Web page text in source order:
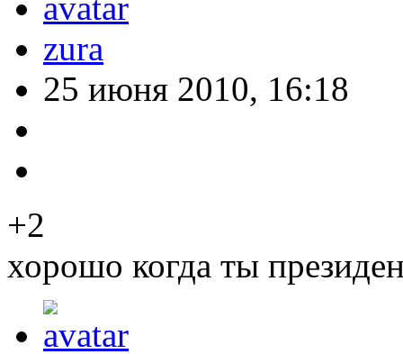
zura
25 июня 2010, 16:18
+2
хорошо когда ты